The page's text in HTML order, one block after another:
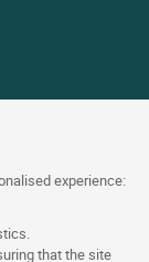
experience:
that the site